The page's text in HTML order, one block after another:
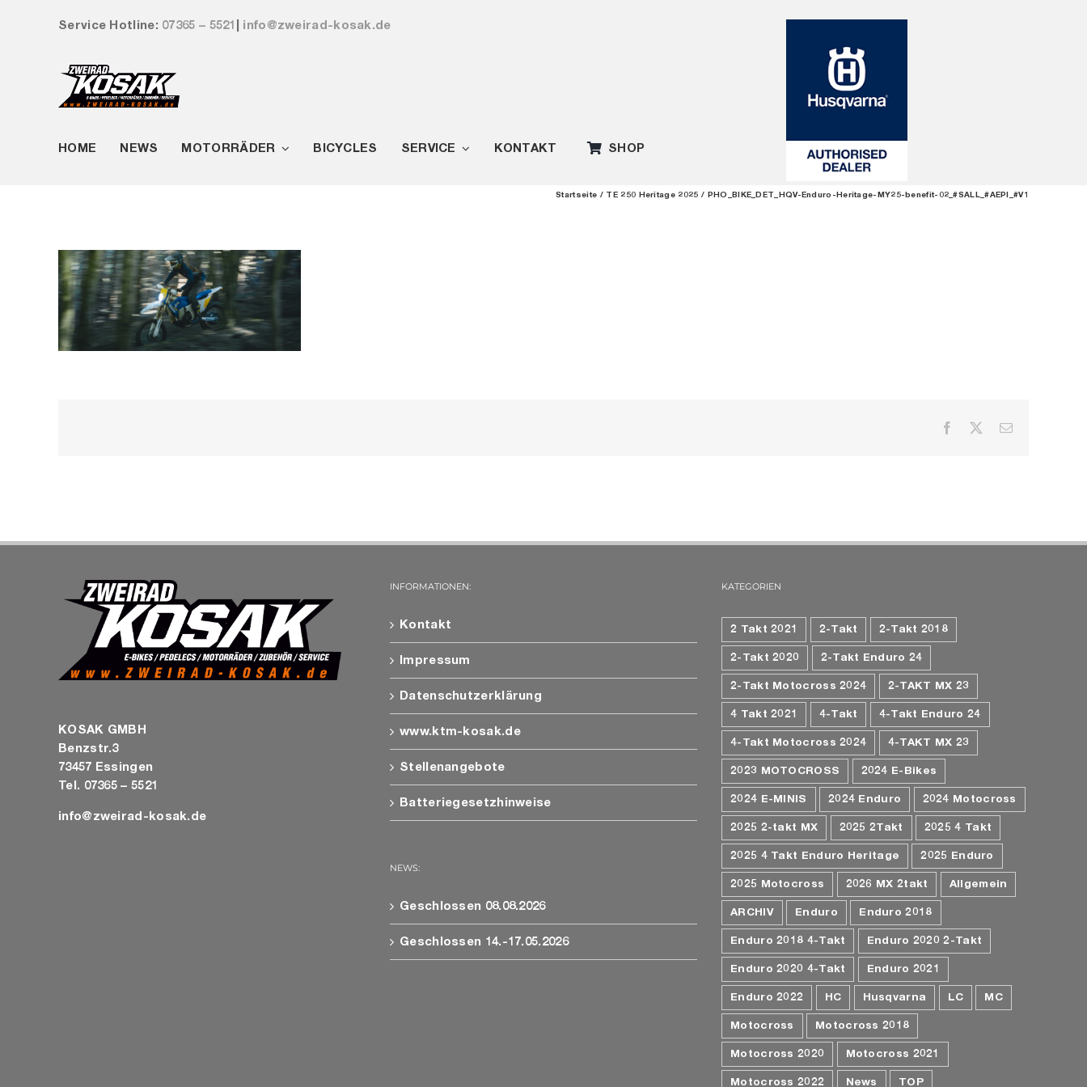
Service Hotline: 07365 – 5521 info@zweirad-kosak.de
HOME NEWS MOTORRÄDER BICYCLES SERVICE KONTAKT SHOP
Startseite TE 250 Heritage 2025 PHO_BIKE_DET_HQV-Enduro-Heritage-MY25-benefit-02_#SALL_#AEPI_#V1
Facebook E-
KOSAK GMBH
Benzstr.3
73457 Essingen
Tel. 07365 – 5521
info@zweirad-kosak.de
INFORMATIONEN:
Kontakt
Impressum
Datenschutzerklärung
www.ktm-kosak.de
Stellenangebote
Batteriegesetzhinweise
NEWS:
Geschlossen 08.08.2026
Geschlossen 14.-17.05.2026
KATEGORIEN
2 Takt 2021 2-Takt 2-Takt 2018
2-Takt 2020 2-Takt Enduro 24
2-Takt Motocross 2024 2-TAKT MX 23
4 Takt 2021 4-Takt 4-Takt Enduro 24
4-Takt Motocross 2024 4-TAKT MX 23
2023 MOTOCROSS 2024 E-Bikes
2024 E-MINIS 2024 Enduro 2024 Motocross
2025 2-takt MX 2025 2Takt 2025 4 Takt
2025 4 Takt Enduro Heritage 2025 Enduro
2025 Motocross 2026 MX 2takt Allgemein
ARCHIV Enduro Enduro 2018
Enduro 2018 4-Takt Enduro 2020 2-Takt
Enduro 2020 4-Takt Enduro 2021
Enduro 2022 HC Husqvarna LC MC
Motocross Motocross 2018
Motocross 2020 Motocross 2021
Motocross 2022 News TOP